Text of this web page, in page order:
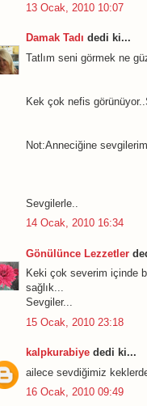
13 Ocak, 2010 10:07
Damak Tadı dedi ki...
Tatlım seni görmek ne
Kek çok nefis
Not:Anneciğine
Sevgilerle..
14 Ocak, 2010 16:34
Gönülünce Lezzetler
Keki çok severim içinde
sağlık...
Sevgiler...
15 Ocak, 2010 23:18
kalpkurabiye dedi ki...
ailece sevdiğimiz
16 Ocak, 2010 09:49